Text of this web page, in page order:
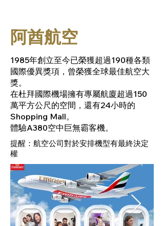
阿酋航空
1985年創立至今已榮獲超過190種各類
國際優異獎項，曾榮獲全球最佳航空大
獎。
在杜拜國際機場擁有專屬航廈超過150
萬平方公尺的空間，還有24小時的
Shopping Mall。
體驗A380空中巨無霸客機。
提醒：航空公司對於安排機型有最終決定
權